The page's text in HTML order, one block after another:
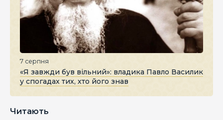
7 серпня
«Я завжди був вільний»: владика Павло Василик
у спогадах тих, хто його знав
Читають